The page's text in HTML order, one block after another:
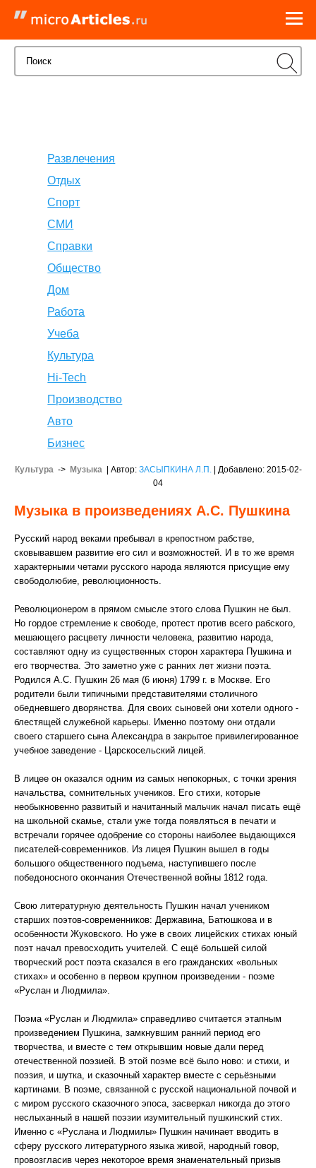
Развлечения
Отдых
Спорт
СМИ
Справки
Общество
Дом
Работа
Учеба
Культура
Hi-Tech
Производство
Авто
Бизнес
Культура-> Музыка| Автор: ЗАСЫПКИНА Л.П.| Добавлено: 2015-02-
04
Музыка в произведениях А.С. Пушкина
Русский народ веками пребывал в крепостном рабстве,
сковывавшем развитие его сил и возможностей. И в то же время
характерными четами русского народа являются присущие ему
свободолюбие, революционность.
Революционером в прямом смысле этого слова Пушкин не был.
Но гордое стремление к свободе, протест против всего рабского,
мешающего расцвету личности человека, развитию народа,
составляют одну из существенных сторон характера Пушкина и
его творчества. Это заметно уже с ранних лет жизни поэта.
Родился А.С. Пушкин 26 мая (6 июня) 1799 г. в Москве. Его
родители были типичными представителями столичного
обедневшего дворянства. Для своих сыновей они хотели одного -
блестящей служебной карьеры. Именно поэтому они отдали
своего старшего сына Александра в закрытое привилегированное
учебное заведение - Царскосельский лицей.
В лицее он оказался одним из самых непокорных, с точки зрения
начальства, сомнительных учеников. Его стихи, которые
необыкновенно развитый и начитанный мальчик начал писать ещё
на школьной скамье, стали уже тогда появляться в печати и
встречали горячее одобрение со стороны наиболее выдающихся
писателей-современников. Из лицея Пушкин вышел в годы
большого общественного подъема, наступившего после
победоносного окончания Отечественной войны 1812 года.
Свою литературную деятельность Пушкин начал учеником
старших поэтов-современников: Державина, Батюшкова и в
особенности Жуковского. Но уже в своих лицейских стихах юный
поэт начал превосходить учителей. С ещё большей силой
творческий рост поэта сказался в его гражданских «вольных
стихах» и особенно в первом крупном произведении - поэме
«Руслан и Людмила».
Поэма «Руслан и Людмила» справедливо считается этапным
произведением Пушкина, замкнувшим ранний период его
творчества, и вместе с тем открывшим новые дали перед
отечественной поэзией. В этой поэме всё было ново: и стихи, и
поэзия, и шутка, и сказочный характер вместе с серьёзными
картинами. В поэме, связанной с русской национальной почвой и
с миром русского сказочного эпоса, засверкал никогда до этого
неслыханный в нашей поэзии изумительный пушкинский стих.
Именно с «Руслана и Людмилы» Пушкин начинает вводить в
сферу русского литературного языка живой, народный говор,
провозгласив через некоторое время знаменательный призыв